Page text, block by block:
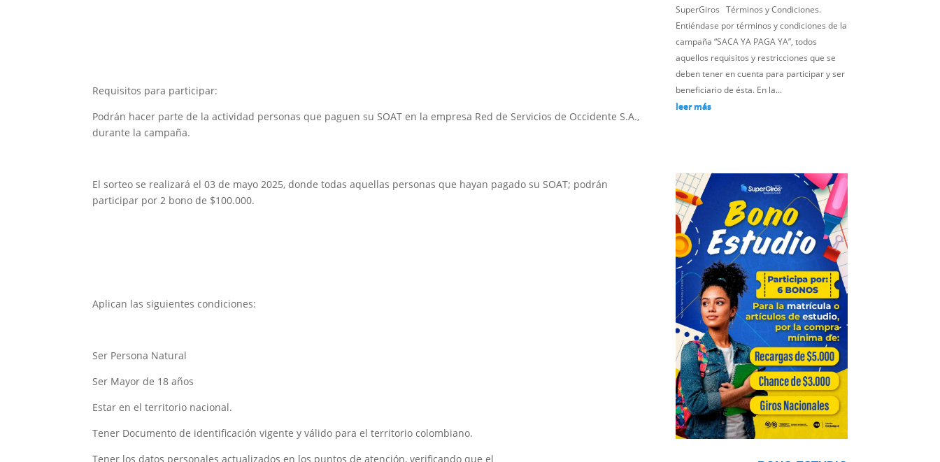
Requisitos para participar:
Podrán hacer parte de la actividad personas que paguen su SOAT en la empresa Red de Servicios de Occidente S.A.,
durante la campaña.
El sorteo se realizará el 03 de mayo 2025, donde todas aquellas personas que hayan pagado su SOAT; podrán
participar por 2 bono de $100.000.
Aplican las siguientes condiciones:
Ser Persona Natural
Ser Mayor de 18 años
Estar en el territorio nacional.
Tener Documento de identificación vigente y válido para el territorio colombiano.
Tener los datos personales actualizados en los puntos de atención, verificando que el
SuperGiros Términos y Condiciones.
Entiéndase por términos y condiciones de la
campaña “SACA YA PAGA YA”, todos
aquellos requisitos y restricciones que se
deben tener en cuenta para participar y ser
beneficiario de ésta. En la...
leer más